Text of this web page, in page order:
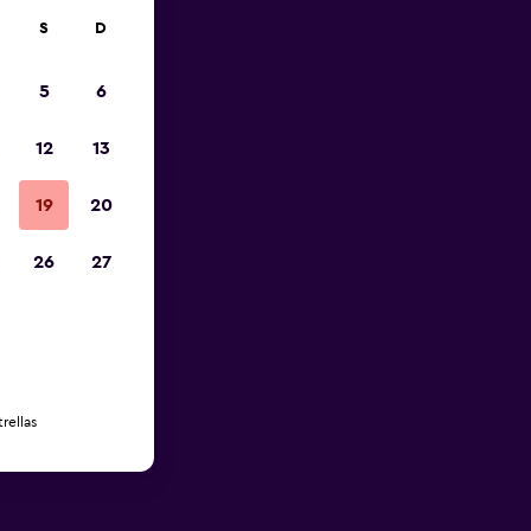
S D
5 6
12 13
19 20
26 27